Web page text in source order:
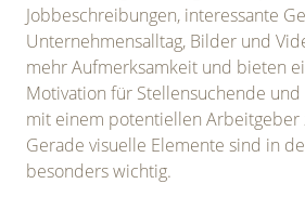
Jobbeschreibungen, interessante
Unternehmensalltag, Bilder und
mehr Aufmerksamkeit und bieten
Motivation für Stellensuchende und
mit einem potentiellen Arbeitgeber
Gerade visuelle Elemente sind in
besonders wichtig.